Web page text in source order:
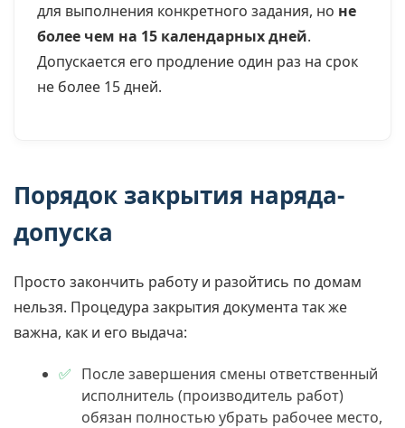
для выполнения конкретного задания, но не
более чем на 15 календарных дней.
Допускается его продление один раз на срок
не более 15 дней.
Порядок закрытия наряда-
допуска
Просто закончить работу и разойтись по домам
нельзя. Процедура закрытия документа так же
важна, как и его выдача:
После завершения смены ответственный
исполнитель (производитель работ)
обязан полностью убрать рабочее место,